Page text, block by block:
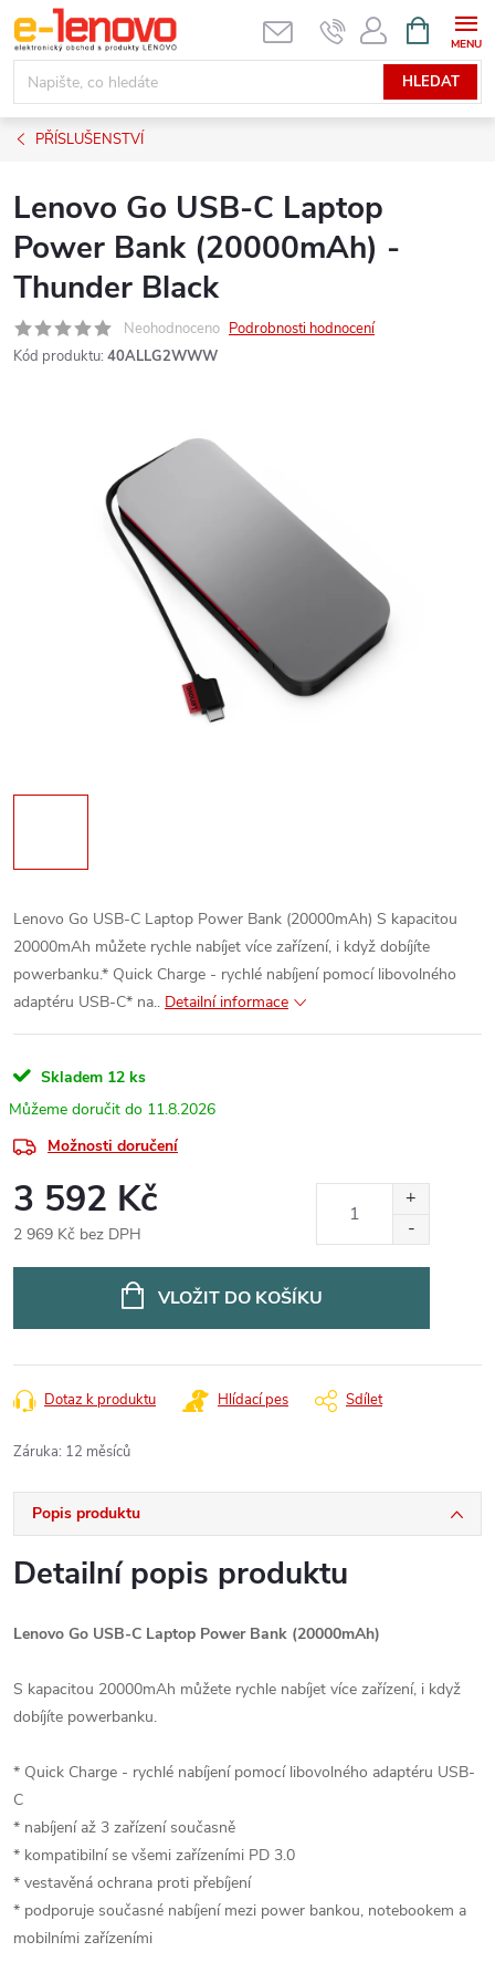
Přejít
na
obsah
HLEDAT
NÁKUPNÍ
KOŠÍK
PŘÍSLUŠENSTVÍ
Lenovo Go USB-C Laptop
Power Bank (20000mAh) -
Thunder Black
Neohodnoceno Podrobnosti hodnocení
Kód produktu: 40ALLG2WWW
Lenovo Go USB-C Laptop Power Bank (20000mAh) S kapacitou
20000mAh můžete rychle nabíjet více zařízení, i když dobíjíte
powerbanku.* Quick Charge - rychlé nabíjení pomocí libovolného
adaptéru USB-C* na.. Detailní informace
Skladem 12 ks
11.8.2026
Možnosti doručení
3 592 Kč
2 969 Kč bez DPH
VLOŽIT DO KOŠÍKU
Dotaz k produktu Hlídací pes Sdílet
Záruka: 12 měsíců
Popis produktu
Detailní popis produktu
Lenovo Go USB-C Laptop Power Bank (20000mAh)
S kapacitou 20000mAh můžete rychle nabíjet více zařízení, i když
dobíjíte powerbanku.
* Quick Charge - rychlé nabíjení pomocí libovolného adaptéru USB-
C
* nabíjení až 3 zařízení současně
* kompatibilní se všemi zařízeními PD 3.0
* vestavěná ochrana proti přebíjení
* podporuje současné nabíjení mezi power bankou, notebookem a
mobilními zařízeními